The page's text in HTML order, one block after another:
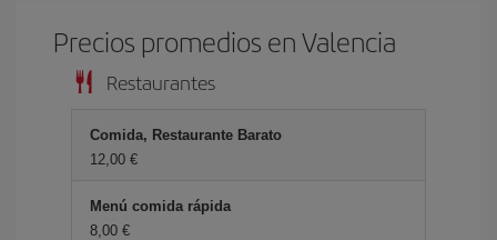
Precios promedios en Valencia
Restaurantes
Comida, Restaurante Barato
12,00
Menú comida rápida
8,00